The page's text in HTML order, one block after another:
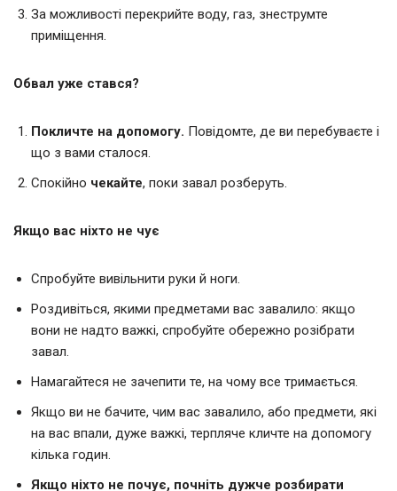
За можливості перекрийте воду, газ, знеструмте
приміщення.
Обвал уже стався?
Покличте на допомогу. Повідомте, де ви перебуваєте і
що з вами сталося.
Спокійно чекайте, поки завал розберуть.
Якщо вас ніхто не чує
Спробуйте вивільнити руки й ноги.
Роздивіться, якими предметами вас завалило: якщо
вони не надто важкі, спробуйте обережно розібрати
завал.
Намагайтеся не зачепити те, на чому все тримається.
Якщо ви не бачите, чим вас завалило, або предмети, які
на вас впали, дуже важкі, терпляче кличте на допомогу
кілька годин.
Якщо ніхто не почує, почніть дужче розбирати